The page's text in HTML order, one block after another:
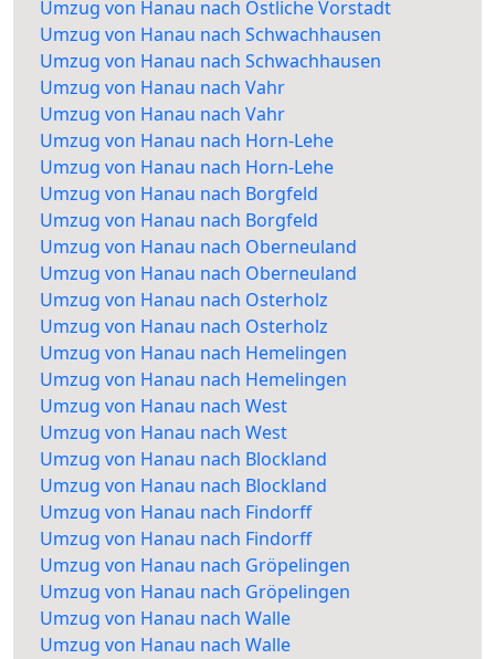
Umzug von Hanau nach Östliche Vorstadt
Umzug von Hanau nach Schwachhausen
Umzug von Hanau nach Schwachhausen
Umzug von Hanau nach Vahr
Umzug von Hanau nach Vahr
Umzug von Hanau nach Horn-Lehe
Umzug von Hanau nach Horn-Lehe
Umzug von Hanau nach Borgfeld
Umzug von Hanau nach Borgfeld
Umzug von Hanau nach Oberneuland
Umzug von Hanau nach Oberneuland
Umzug von Hanau nach Osterholz
Umzug von Hanau nach Osterholz
Umzug von Hanau nach Hemelingen
Umzug von Hanau nach Hemelingen
Umzug von Hanau nach West
Umzug von Hanau nach West
Umzug von Hanau nach Blockland
Umzug von Hanau nach Blockland
Umzug von Hanau nach Findorff
Umzug von Hanau nach Findorff
Umzug von Hanau nach Gröpelingen
Umzug von Hanau nach Gröpelingen
Umzug von Hanau nach Walle
Umzug von Hanau nach Walle